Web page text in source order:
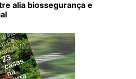
alia biossegurança e